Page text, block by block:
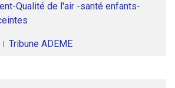
Qualité de l'air -santé enfants-
Tribune ADEME